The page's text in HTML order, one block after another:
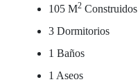
105 M2 Construidos
3 Dormitorios
1 Baños
1 Aseos